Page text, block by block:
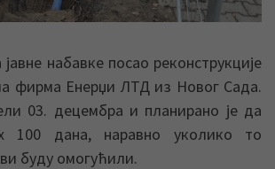
набавке посао реконструкције
фирма Енерџи ЛТД из Новог Сада.
03. децембра и планирано је да
100 дана, наравно уколико то
буду омогућили.